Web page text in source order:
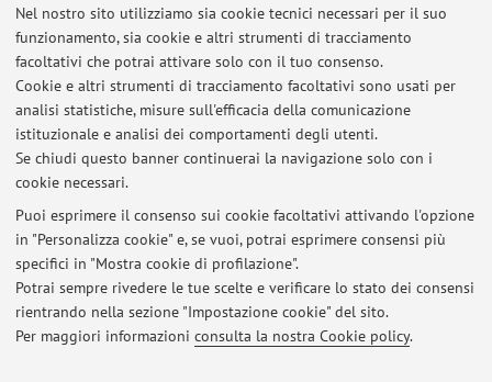
Nel nostro sito utilizziamo sia cookie tecnici necessari per il suo
funzionamento, sia cookie e altri strumenti di tracciamento
facoltativi che potrai attivare solo con il tuo consenso.
Cookie e altri strumenti di tracciamento facoltativi sono usati per
analisi statistiche, misure sull'efficacia della comunicazione
istituzionale e analisi dei comportamenti degli utenti.
Se chiudi questo banner continuerai la navigazione solo con i
cookie necessari.
Puoi esprimere il consenso sui cookie facoltativi attivando l'opzione
in "Personalizza cookie" e, se vuoi, potrai esprimere consensi più
specifici in "Mostra cookie di profilazione".
Potrai sempre rivedere le tue scelte e verificare lo stato dei consensi
rientrando nella sezione "Impostazione cookie" del sito.
Per maggiori informazioni consulta la nostra Cookie policy.
Esercitazione chimica organica
L'8 Maggio 2025 dalle 9.00 alle 11.00 si terrà
un'esercitazione di chimica organica in preparazione al
compito scritto presso Palazzo Vespignani/dal Pero
Pubblicato il: 05 maggio 2025
Ultimi avvisi
Esercitazione chimica organica
Pubblicato il: 05 maggio 2025